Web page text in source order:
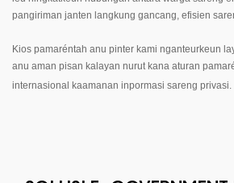
pangiriman janten langkung gancang, efisien
Kios pamaréntah anu pinter kami nganteurkeun
anu aman pisan kalayan nurut kana aturan
internasional kaamanan inpormasi sareng privasi.